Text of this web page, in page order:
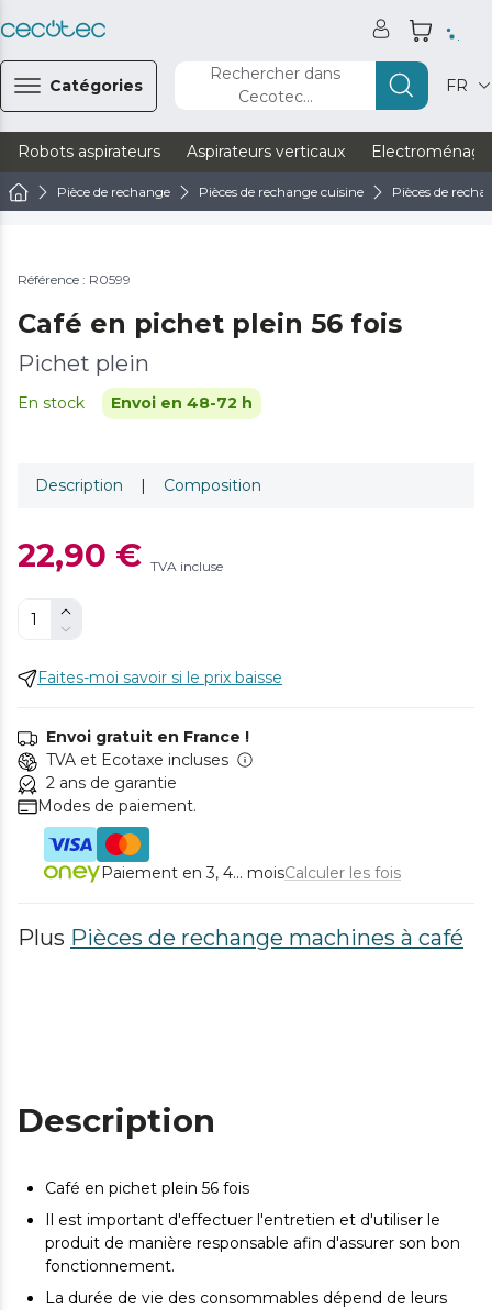
Catégories
Rechercher dans
Cecotec...
FR
Robots aspirateurs Aspirateurs verticaux
Pièce de rechange Pièces de rechange cuisine Pièces de
Référence : R0599
Café en pichet plein 56 fois
Pichet plein
En stock Envoi en 48-72 h
Description | Composition
22,90 € TVA incluse
Faites-moi savoir si le prix baisse
Envoi gratuit en France !
TVA et Ecotaxe incluses
2 ans de garantie
Modes de paiement.
Paiement en 3, 4... moisCalculer les fois
Plus Pièces de rechange machines à café
Description
Café en pichet plein 56 fois
Il est important d'effectuer l'entretien et d'utiliser le
produit de manière responsable afin d'assurer son bon
fonctionnement.
La durée de vie des consommables dépend de leurs